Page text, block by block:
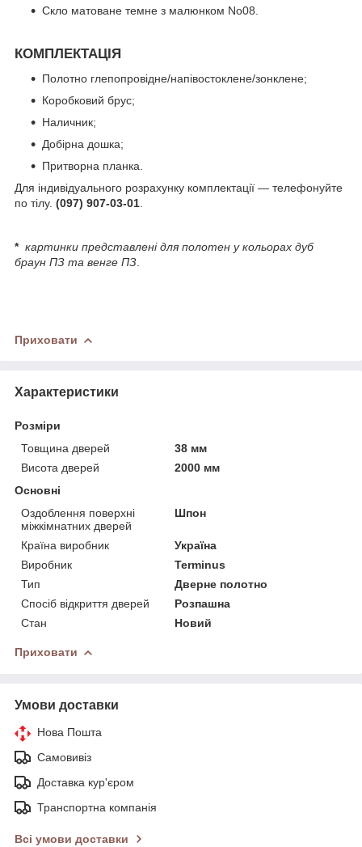
Скло матоване темне з малюнком No08.
КОМПЛЕКТАЦІЯ
Полотно глепопровідне/напівостоклене/зонклене;
Коробковий брус;
Наличник;
Добірна дошка;
Притворна планка.
Для індивідуального розрахунку комплектації — телефонуйте
по тілу. (097) 907-03-01
* картинки представлені для полотен у кольорах дуб
браун ПЗ та венге ПЗ
Приховати
Характеристики
Розміри
Товщина дверей
38 мм
Висота дверей
2000 мм
Основні
Оздоблення поверхні
міжкімнатних дверей
Шпон
Країна виробник
Україна
Виробник
Terminus
Тип
Дверне полотно
Спосіб відкриття дверей
Розпашна
Стан
Новий
Приховати
Умови доставки
Нова Пошта
Самовивіз
Доставка кур'єром
Транспортна компанія
Всі умови доставки